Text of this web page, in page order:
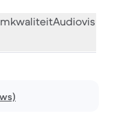
Audiovisueel